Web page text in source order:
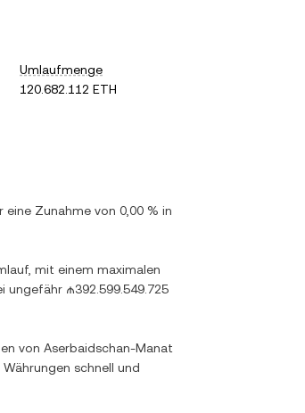
Umlaufmenge
120.682.112 ETH
eine Zunahme von 0,00 % in
mit einem maximalen
ungefähr ₼392.599.549.725
von Aserbaidschan-Manat
schnell und